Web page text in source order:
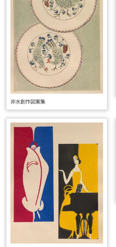
非水創作図案集